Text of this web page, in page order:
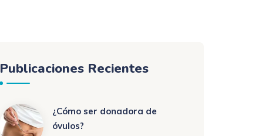
Publicaciones Recientes
¿Cómo ser donadora de
óvulos?